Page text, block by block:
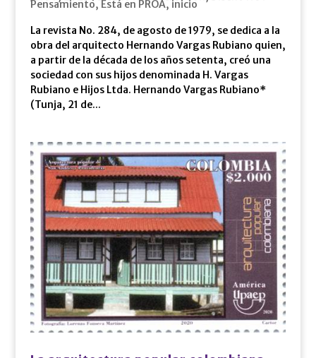
Pensamiento, Está en PROA, inicio
La revista No. 284, de agosto de 1979, se dedica a la
obra del arquitecto Hernando Vargas Rubiano quien,
a partir de la década de los años setenta, creó una
sociedad con sus hijos denominada H. Vargas
Rubiano e Hijos Ltda. Hernando Vargas Rubiano*
(Tunja, 21 de...